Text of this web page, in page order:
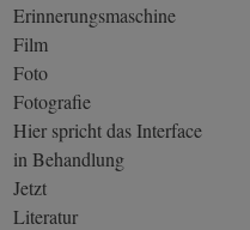
Erinnerungsmaschine
Film
Foto
Fotografie
Hier spricht das Interface
in Behandlung
Jetzt
Literatur